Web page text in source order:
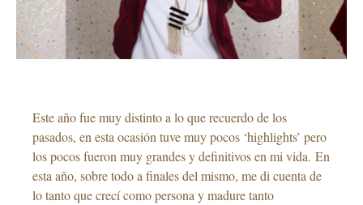
Este año fue muy distinto a lo que recuerdo de los
pasados, en esta ocasión tuve muy pocos ‘highlights’ pero
los pocos fueron muy grandes y definitivos en mi vida. En
esta año, sobre todo a finales del mismo, me di cuenta de
lo tanto que crecí como persona y madure tanto